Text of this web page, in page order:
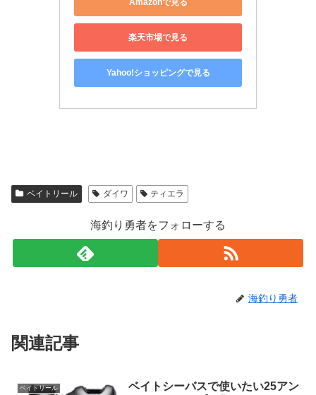
Amazonで見る
楽天市場で見る
Yahoo!ショッピングで見る
ベイトリール ダイワ ティエラ
海釣り勇者をフォローする
海釣り勇者
関連記事
ベイトリール
ベイトシーバスで使いたい25アン